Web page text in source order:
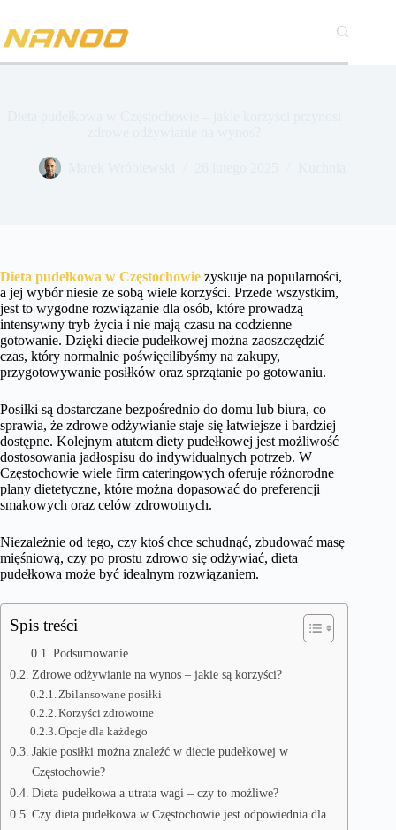
treści
Dieta pudełkowa w Częstochowie zyskuje na popularności,
a jej wybór niesie ze sobą wiele korzyści. Przede wszystkim,
jest to wygodne rozwiązanie dla osób, które prowadzą
intensywny tryb życia i nie mają czasu na codzienne
gotowanie. Dzięki diecie pudełkowej można zaoszczędzić
czas, który normalnie poświęcilibyśmy na zakupy,
przygotowywanie posiłków oraz sprzątanie po gotowaniu.
Posiłki są dostarczane bezpośrednio do domu lub biura, co
sprawia, że zdrowe odżywianie staje się łatwiejsze i bardziej
dostępne. Kolejnym atutem diety pudełkowej jest możliwość
dostosowania jadłospisu do indywidualnych potrzeb. W
Częstochowie wiele firm cateringowych oferuje różnorodne
plany dietetyczne, które można dopasować do preferencji
smakowych oraz celów zdrowotnych.
Niezależnie od tego, czy ktoś chce schudnąć, zbudować masę
mięśniową, czy po prostu zdrowo się odżywiać, dieta
pudełkowa może być idealnym rozwiązaniem.
Spis treści
Podsumowanie
Zdrowe odżywianie na wynos – jakie są korzyści?
Zbilansowane posiłki
Korzyści zdrowotne
Opcje dla każdego
Jakie posiłki można znaleźć w diecie pudełkowej w
Częstochowie?
Dieta pudełkowa a utrata wagi – czy to możliwe?
Czy dieta pudełkowa w Częstochowie jest odpowiednia dla